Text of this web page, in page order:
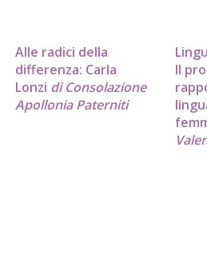
Alle radici della
differenza: Carla
Lonzi di Consolazione
Apollonia Paterniti
Il